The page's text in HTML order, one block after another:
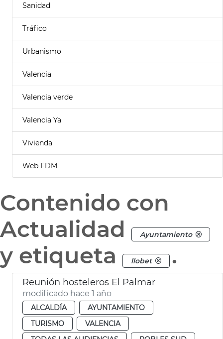
Sanidad
Tráfico
Urbanismo
Valencia
Valencia verde
Valencia Ya
Vivienda
Web FDM
Contenido con
Actualidad
Ayuntamiento
y etiqueta llobet .
Reunión hosteleros El Palmar
modificado hace 1 año
ALCALDÍA
AYUNTAMIENTO
TURISMO
VALENCIA